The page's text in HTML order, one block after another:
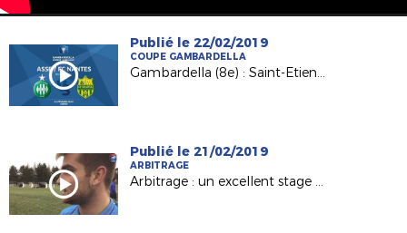
Publié le 22/02/2019
COUPE GAMBARDELLA
Gambardella (8e) : Saint-Etienne/Nantes en direct !
Publié le 21/02/2019
ARBITRAGE
Arbitrage : un excellent stage d'hiver à St Brévin !